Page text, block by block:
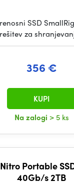
SSD
za
356 €
Na zalogi > 5 ks
KUPI
Portable
40Gb/s 2TB